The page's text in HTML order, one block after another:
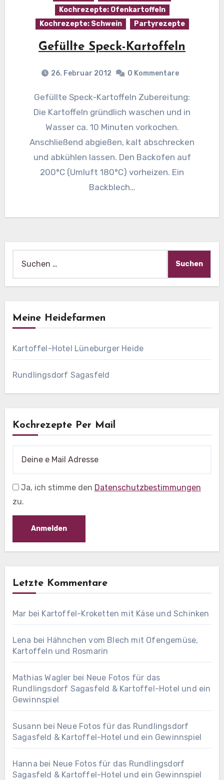
Kochrezepte: Ofenkartoffeln
Kochrezepte: Schwein
Partyrezepte
Gefüllte Speck-Kartoffeln
26. Februar 2012 0 Kommentare
Gefüllte Speck-Kartoffeln Zubereitung:
Die Kartoffeln gründlich waschen und in
Wasser ca. 10 Minuten vorkochen.
Anschließend abgießen, kalt abschrecken
und abkühlen lassen. Den Backofen auf
200°C (Umluft 180°C) vorheizen. Ein
Backblech…
nach:
Meine Heidefarmen
Kartoffel-Hotel Lüneburger Heide
Rundlingsdorf Sagasfeld
Kochrezepte Per Mail
Ja, ich stimme den Datenschutzbestimmungen
zu.
Letzte Kommentare
Mar bei Kartoffel-Kroketten mit Käse und Schinken
Lena bei Hähnchen vom Blech mit Ofengemüse,
Kartoffeln und Rosmarin
Mathias Wagler bei Neue Fotos für das
Rundlingsdorf Sagasfeld & Kartoffel-Hotel und ein
Gewinnspiel
Susann bei Neue Fotos für das Rundlingsdorf
Sagasfeld & Kartoffel-Hotel und ein Gewinnspiel
Hanna bei Neue Fotos für das Rundlingsdorf
Sagasfeld & Kartoffel-Hotel und ein Gewinnspiel